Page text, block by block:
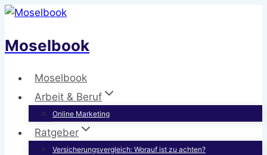
Zum
springen
Moselbook
Moselbook
Arbeit & Beruf
Online Marketing
Ratgeber
Versicherungsvergleich: Worauf ist zu achten?